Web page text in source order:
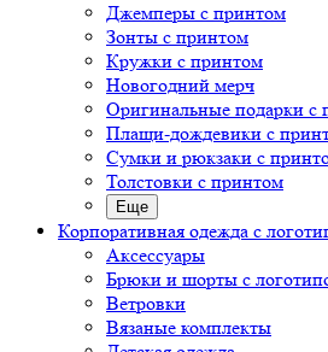
Джемперы с принтом
Зонты с принтом
Кружки с принтом
Новогодний мерч
Оригинальные подарки с
Плащи-дождевики с
Сумки и рюкзаки с
Толстовки с принтом
Еще
Корпоративная одежда с
Аксессуары
Брюки и шорты с
Ветровки
Вязаные комплекты